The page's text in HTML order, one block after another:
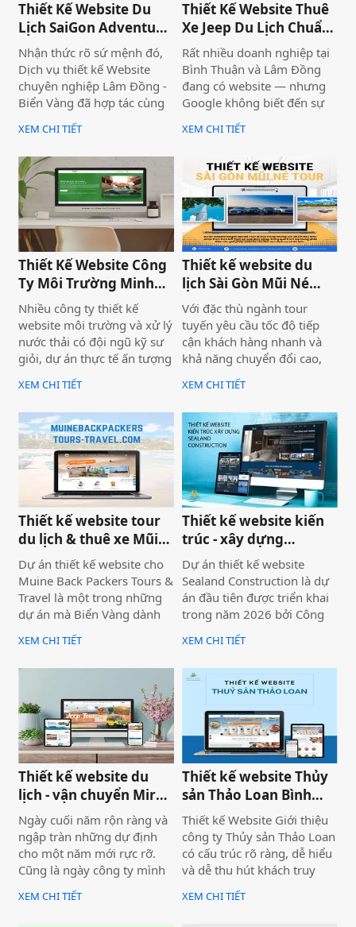
trọng làm tăng trải nghiệm
khách hàng.
tại Phan Thiết, Bình Thuận.
Thiết Kế Website Du
Lịch SaiGon Adventure
- Top tour Saigon
Nhận thức rõ sứ mệnh đó,
Dịch vụ thiết kế Website
chuyên nghiệp Lâm Đồng -
Biển Vàng đã hợp tác cùng
thương hiệu SaiGon
Adventure để triển khai dự
cao cấp tại địa chỉ
saigonadventure.com. Dự
án không chỉ giúp SaiGon
Adventure khẳng định vị
thế dẫn đầu trong mảng
tour trải nghiệm Sài Gòn &
Việt Nam mà còn là minh
chứng cho năng lực công
nghệ và tư duy UX/UI hiện
đại từ Biển Vàng.
XEM CHI TIẾT
Thiết Kế Website Thuê
Xe Jeep Du Lịch Chuẩn
SEO 2026 | JoyJeep
Rất nhiều doanh nghiệp tại
Bình Thuận và Lâm Đồng
đang có website — nhưng
Google không biết đến sự
tồn tại của họ. Không có
khách từ tìm kiếm tự nhiên,
dung đều trở nên vô nghĩa.
Vấn đề không nằm ở nội
dung hay thiếu ngân sách
quảng cáo — mà nằm ngay
ở nền tảng: website chưa
được thiết kế chuẩn SEO
2026 từ đầu.
XEM CHI TIẾT
Thiết Kế Website Công
Ty Môi Trường Minh
Đạt - Lâm Đồng
Nhiều công ty thiết kế
website môi trường và xử lý
nước thải có đội ngũ kỹ sư
giỏi, dự án thực tế ấn tượng
— nhưng website lại sơ sài,
tải chậm, không có trên
B2B bị đối thủ có website
chuyên nghiệp hơn giành
mất, dù năng lực kỹ thuật
của bạn hoàn toàn vượt
XEM CHI TIẾT
Thiết kế website du
lịch Sài Gòn Mũi Né
Tour
Với đặc thù ngành tour
tuyến yêu cầu tốc độ tiếp
cận khách hàng nhanh và
khả năng chuyển đổi cao,
dự án không chỉ được xây
dựng như một website giới
định hướng trở thành một
công cụ hỗ trợ bán hàng
thực tế.
XEM CHI TIẾT
Thiết kế website tour
du lịch & thuê xe Mũi
Né
Dự án thiết kế website cho
Muine Back Packers Tours &
Travel là một trong những
dự án mà Biển Vàng dành
rất nhiều tâm huyết để triển
khai trọn vẹn cả về giao
dùng và hiệu quả vận hành
XEM CHI TIẾT
Thiết kế website kiến
trúc - xây dựng
Sealand Construction
Dự án thiết kế website
Sealand Construction là dự
án đầu tiên được triển khai
trong năm 2026 bởi Công
ty Thiết kế Website Biển
Vàng, mang ý nghĩa mở đầu
với định hướng chuyên
nghiệp, bài bản và bền
vững.
XEM CHI TIẾT
Thiết kế website du
lịch - vận chuyển Mira
tour Mũi Né
Ngày cuối năm rộn ràng và
ngập tràn những dự định
cho một năm mới rực rỡ.
Cũng là ngày công ty mình
bàn giao dự án thiết kế
website Mira Tour Mũi Né –
XEM CHI TIẾT
Thiết kế website Thủy
sản Thảo Loan Bình
Thuận, Lâm Đồng
Thiết kế Website Giới thiệu
công ty Thủy sản Thảo Loan
có cấu trúc rõ ràng, dễ hiểu
và dễ thu hút khách truy
cập vào website giúp truyền
tải thông tin hiệu quả. Với
XEM CHI TIẾT